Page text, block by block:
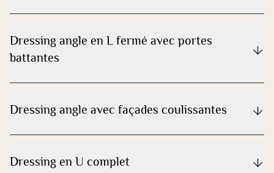
Dressing angle en L fermé avec portes
battantes
Dressing angle avec façades coulissantes
Dressing en U complet